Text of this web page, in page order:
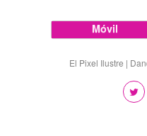
Móvil
El Pixel Ilustre |